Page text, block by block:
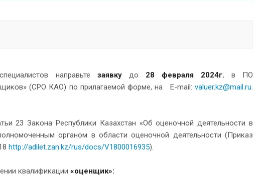
направьте заявкудо 28 февраля 2024г. в ПО
(СРО КАО) по прилагаемой форме, на Е-mail: valuer.kz@mail.ru.
23 Закона Республики Казахстан «Об оценочной деятельности в
органом в области оценочной деятельности (Приказ
http://adilet.zan.kz/rus/docs/V1800016935).
квалификации «оценщик»: